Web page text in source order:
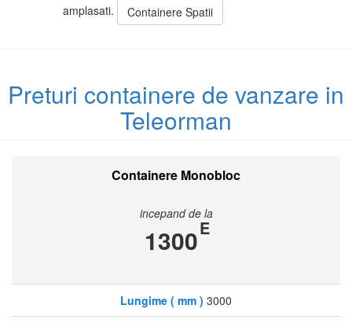
amplasati.
Containere Spatii
Preturi containere de vanzare in
Teleorman
Containere Monobloc
incepand de la
1300E
Lungime ( mm ) 3000